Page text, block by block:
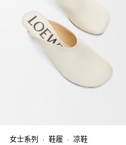
女士系列 鞋履 凉鞋